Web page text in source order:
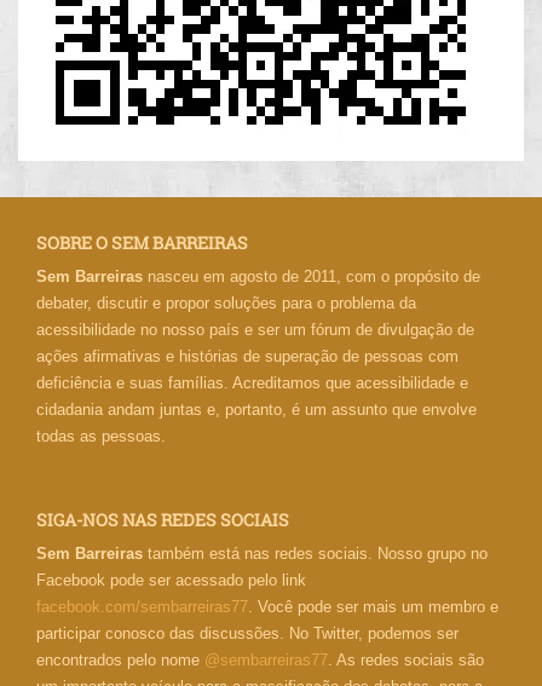
SOBRE O SEM BARREIRAS
Sem Barreiras nasceu em agosto de 2011, com o propósito de
debater, discutir e propor soluções para o problema da
acessibilidade no nosso país e ser um fórum de divulgação de
ações afirmativas e histórias de superação de pessoas com
deficiência e suas famílias. Acreditamos que acessibilidade e
cidadania andam juntas e, portanto, é um assunto que envolve
todas as pessoas.
SIGA-NOS NAS REDES SOCIAIS
Sem Barreiras também está nas redes sociais. Nosso grupo no
Facebook pode ser acessado pelo link
facebook.com/sembarreiras77. Você pode ser mais um membro e
participar conosco das discussões. No Twitter, podemos ser
encontrados pelo nome @sembarreiras77. As redes sociais são